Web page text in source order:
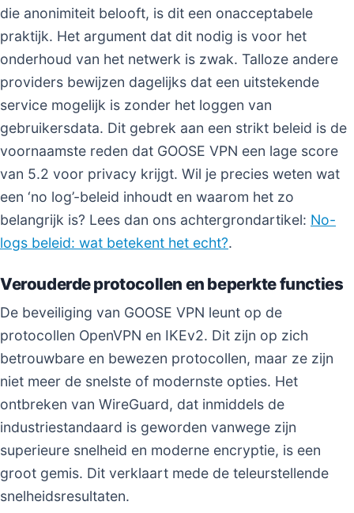
die anonimiteit belooft, is dit een onacceptabele
praktijk. Het argument dat dit nodig is voor het
onderhoud van het netwerk is zwak. Talloze andere
providers bewijzen dagelijks dat een uitstekende
service mogelijk is zonder het loggen van
gebruikersdata. Dit gebrek aan een strikt beleid is de
voornaamste reden dat GOOSE VPN een lage score
van 5.2 voor privacy krijgt. Wil je precies weten wat
een ‘no log’-beleid inhoudt en waarom het zo
belangrijk is? Lees dan ons achtergrondartikel: No-
logs beleid: wat betekent het echt?.
Verouderde protocollen en beperkte functies
De beveiliging van GOOSE VPN leunt op de
protocollen OpenVPN en IKEv2. Dit zijn op zich
betrouwbare en bewezen protocollen, maar ze zijn
niet meer de snelste of modernste opties. Het
ontbreken van WireGuard, dat inmiddels de
industriestandaard is geworden vanwege zijn
superieure snelheid en moderne encryptie, is een
groot gemis. Dit verklaart mede de teleurstellende
snelheidsresultaten.